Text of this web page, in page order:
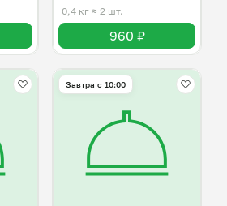
0,4 кг ≈ 2 шт.
960 ₽
Завтра c 10:00